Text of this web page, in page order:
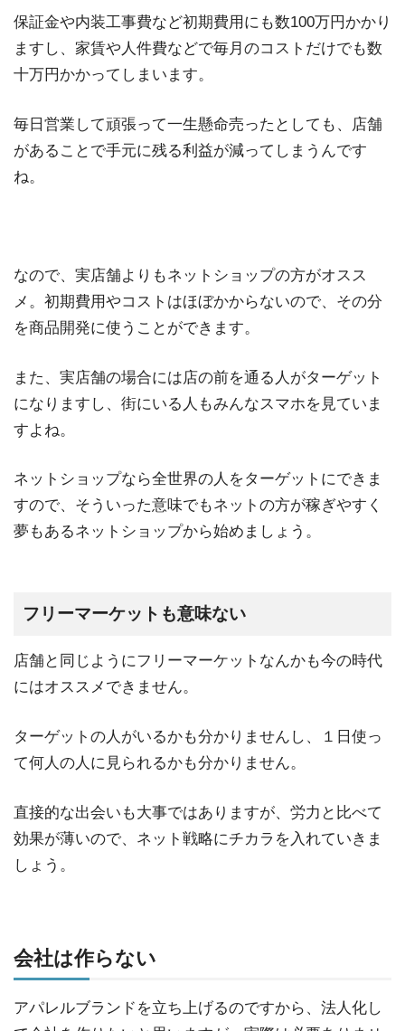
保証金や内装工事費など初期費用にも数100万円かかり
ますし、家賃や人件費などで毎月のコストだけでも数
十万円かかってしまいます。
毎日営業して頑張って一生懸命売ったとしても、店舗
があることで手元に残る利益が減ってしまうんです
ね。
なので、実店舗よりもネットショップの方がオスス
メ。初期費用やコストはほぼかからないので、その分
を商品開発に使うことができます。
また、実店舗の場合には店の前を通る人がターゲット
になりますし、街にいる人もみんなスマホを見ていま
すよね。
ネットショップなら全世界の人をターゲットにできま
すので、そういった意味でもネットの方が稼ぎやすく
夢もあるネットショップから始めましょう。
フリーマーケットも意味ない
店舗と同じようにフリーマーケットなんかも今の時代
にはオススメできません。
ターゲットの人がいるかも分かりませんし、１日使っ
て何人の人に見られるかも分かりません。
直接的な出会いも大事ではありますが、労力と比べて
効果が薄いので、ネット戦略にチカラを入れていきま
しょう。
会社は作らない
アパレルブランドを立ち上げるのですから、法人化し